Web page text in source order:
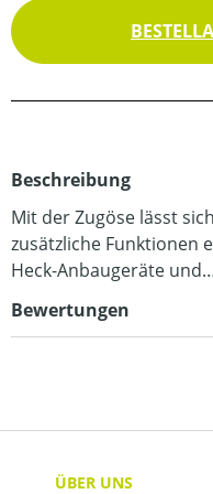
Beschreibung
Mit der Zugöse lässt
zusätzliche Funktionen
Heck-Anbaugeräte
Bewertungen
ÜBER UNS